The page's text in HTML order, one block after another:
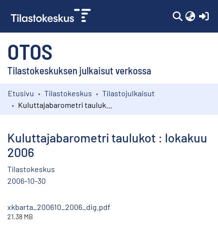
OTOS
Tilastokeskuksen julkaisut verkossa
Kokoelmat
Etusivu Tilastokeskus
Tilastojulkaisut
Kuluttajabarometri taulukot : lokakuu
2006
Tilastokeskus
2006-10-30
xkbarta_200610_2006_dig.pdf
21.38 MB